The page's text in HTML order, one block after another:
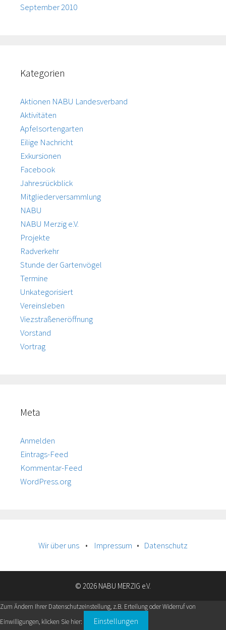
September 2010
Kategorien
Aktionen NABU Landesverband
Aktivitäten
Apfelsortengarten
Eilige Nachricht
Exkursionen
Facebook
Jahresrückblick
Mitgliederversammlung
NABU
NABU Merzig e.V.
Projekte
Radverkehr
Stunde der Gartenvögel
Termine
Unkategorisiert
Vereinsleben
Viezstraßeneröffnung
Vorstand
Vortrag
Meta
Anmelden
Eintrags-Feed
Kommentar-Feed
WordPress.org
Wir über uns • Impressum • Datenschutz
© 2026 NABU MERZIG e.V.
Zum Ändern Ihrer Datenschutzeinstellung, z.B. Erteilung oder Widerruf von
Einwilligungen, klicken Sie hier:
Einstellungen